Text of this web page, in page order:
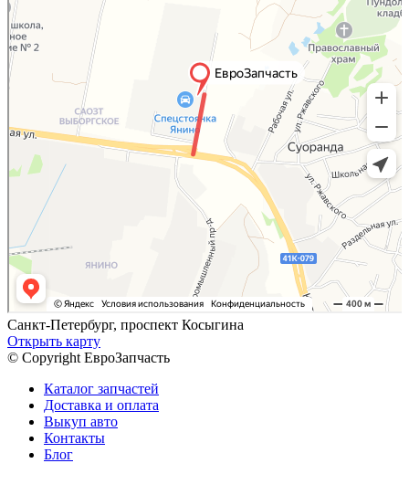
Санкт-Петербург, проспект Косыгина
Открыть карту
© Copyright ЕвроЗапчасть
Каталог запчастей
Доставка и оплата
Выкуп авто
Контакты
Блог